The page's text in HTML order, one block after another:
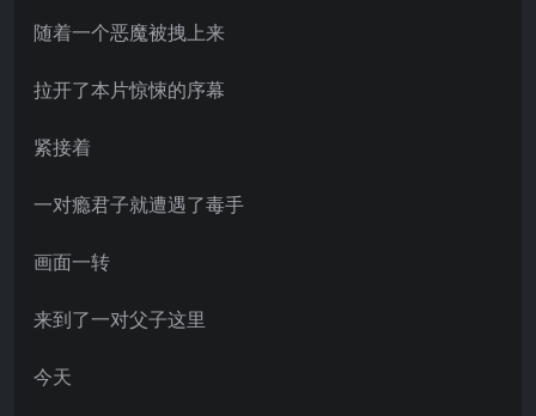
随着一个恶魔被拽上来
拉开了本片惊悚的序幕
紧接着
一对瘾君子就遭遇了毒手
画面一转
来到了一对父子这里
今天